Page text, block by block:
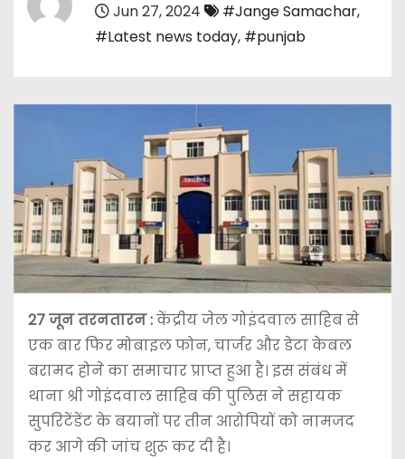
Jun 27, 2024 #Jange Samachar,
#Latest news today, #punjab
27 जूनतरनतारन :केंद्रीय जेल गोइंदवाल साहिब से
एक बार फिर मोबाइल फोन, चार्जर और डेटा केबल
बरामद होने का समाचार प्राप्त हुआ है। इस संबंध में
थाना श्री गोइंदवाल साहिब की पुलिस ने सहायक
सुपरिटेंडेंट के बयानों पर तीन आरोपियों को नामजद
कर आगे की जांच शुरू कर दी है।